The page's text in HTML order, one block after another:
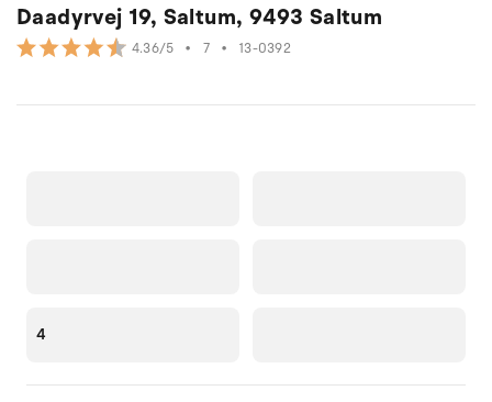
Daadyrvej 19, Saltum, 9493 Saltum
4.36/5 • 7 • 13-0392
4